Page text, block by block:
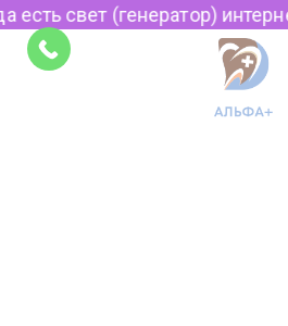
есть свет (генератор)